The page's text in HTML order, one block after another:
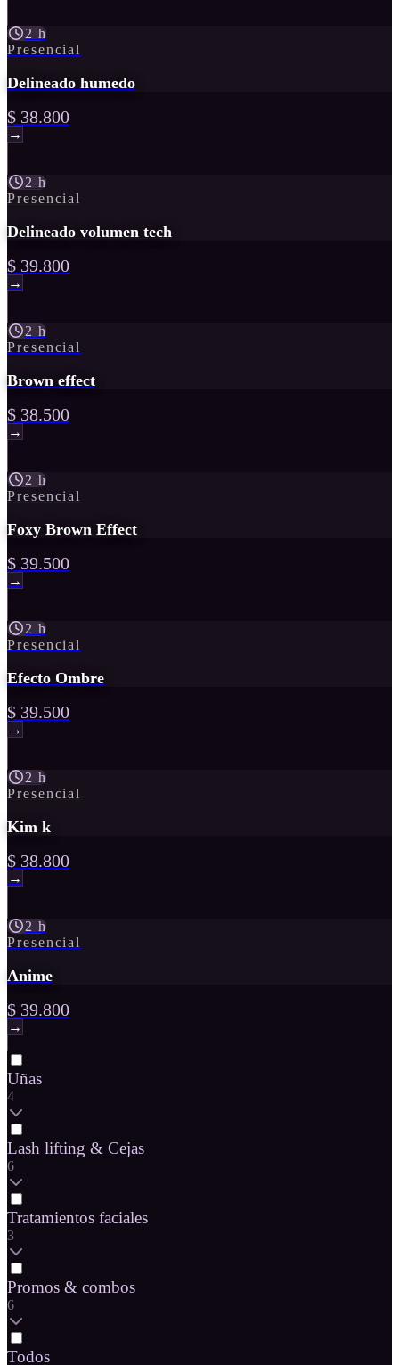
2 h
Presencial
Delineado humedo
$ 38.800
→
2 h
Presencial
Delineado volumen tech
$ 39.800
→
2 h
Presencial
Brown effect
$ 38.500
→
2 h
Presencial
Foxy Brown Effect
$ 39.500
→
2 h
Presencial
Efecto Ombre
$ 39.500
→
2 h
Presencial
Kim k
$ 38.800
→
2 h
Presencial
Anime
$ 39.800
→
Uñas
4
Lash lifting & Cejas
6
Tratamientos faciales
3
Promos & combos
6
Todos